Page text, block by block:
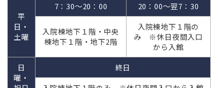
平
日・
土曜
7：30～20：00 20：00～翌7：30
入院棟地下１階・中央
棟地下１階・地下2階
入院棟地下１階の
み ※休日夜間入口
から入館
日
曜・
終日